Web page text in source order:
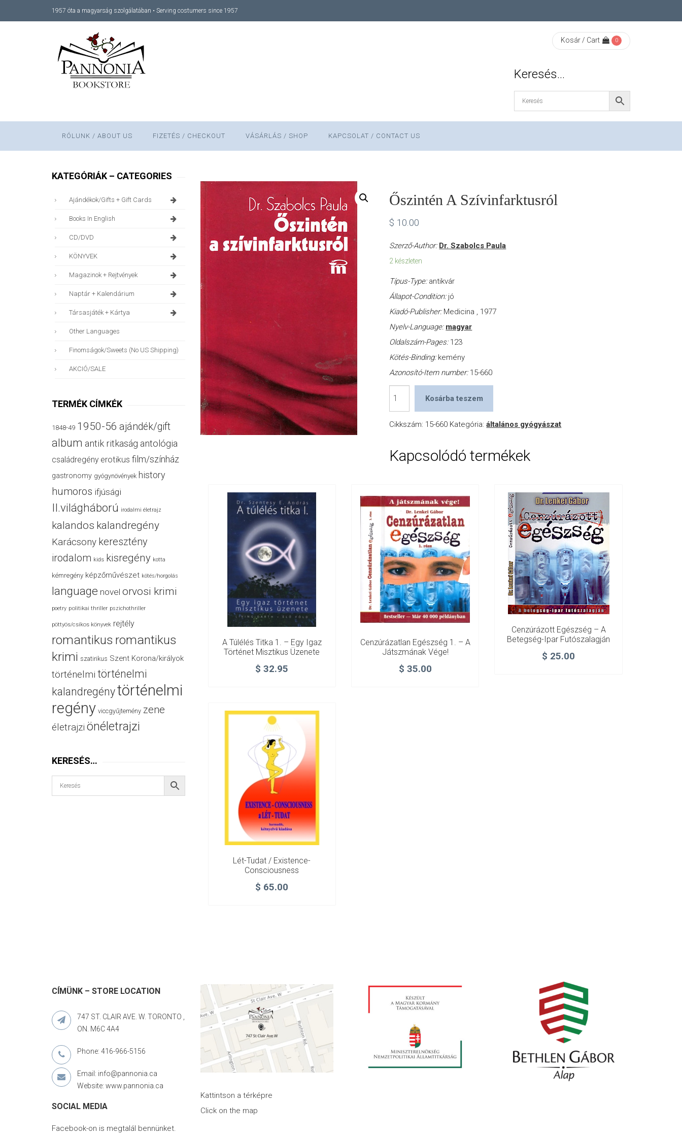
1957 óta a magyarság szolgálatában • Serving costumers since 1957
Kosár / Cart 0
Keresés…
RÓLUNK / ABOUT US FIZETÉS / CHECKOUT VÁSÁRLÁS / SHOP KAPCSOLAT / CONTACT US
Őszintén A Szívinfarktusról
$ 10.00
Szerző-Author: Dr. Szabolcs Paula
2 készleten
Típus-Type: antikvár
Állapot-Condition: jó
Kiadó-Publisher: Medicina , 1977
Nyelv-Language: magyar
Oldalszám-Pages: 123
Kötés-Binding: kemény
Azonosító-Item number: 15-660
szívinfarktusról
Kosárba teszem
Cikkszám: 15-660 Kategória:általános gyógyászat
Kapcsolódó termékek
A Túlélés Titka 1. – Egy Igaz
Történet Misztikus Üzenete
$ 32.95
Cenzúrázatlan Egészség 1. – A
Játszmának Vége!
$ 35.00
Cenzúrázott Egészség – A
Betegség-Ipar Futószalagján
$ 25.00
Lét-Tudat / Existence-
Consciousness
$ 65.00
KATEGÓRIÁK – CATEGORIES
Ajándékok/gifts + Gift Cards
Books In English
CD/DVD
KÖNYVEK
Magazinok + Rejtvények
Naptár + Kalendárium
Társasjáték + Kártya
Other Languages
Finomságok/sweets (no US Shipping)
AKCIÓ/SALE
TERMÉK CÍMKÉK
1848-49 1950-56 ajándék/gift
album antik ritkaság antológia
családregény erotikus film/színház
gastronomy gyógynövények history
humoros ifjúsági
II.világháború irodalmi életrajz
kalandos kalandregény
Karácsony keresztény
irodalom kids kisregény kotta
kémregény képzőművészet kötés/horgolás
language novel orvosi krimi
poetry politikai thriller pszichothriller
pöttyös/csíkos könyvek rejtély
romantikus romantikus
krimi szatirikus Szent Korona/királyok
történelmi történelmi
kalandregénytörténelmi
regény viccgyűjtemény zene
életrajzi önéletrajzi
KERESÉS…
CÍMÜNK – STORE LOCATION
747 ST. CLAIR AVE. W. TORONTO ,
ON. M6C 4A4
Phone: 416-966-5156
Email: info@pannonia.ca
Website: www.pannonia.ca
SOCIAL MEDIA
Facebook-on is megtalál bennünket.
Kattintson a térképre
Click on the map